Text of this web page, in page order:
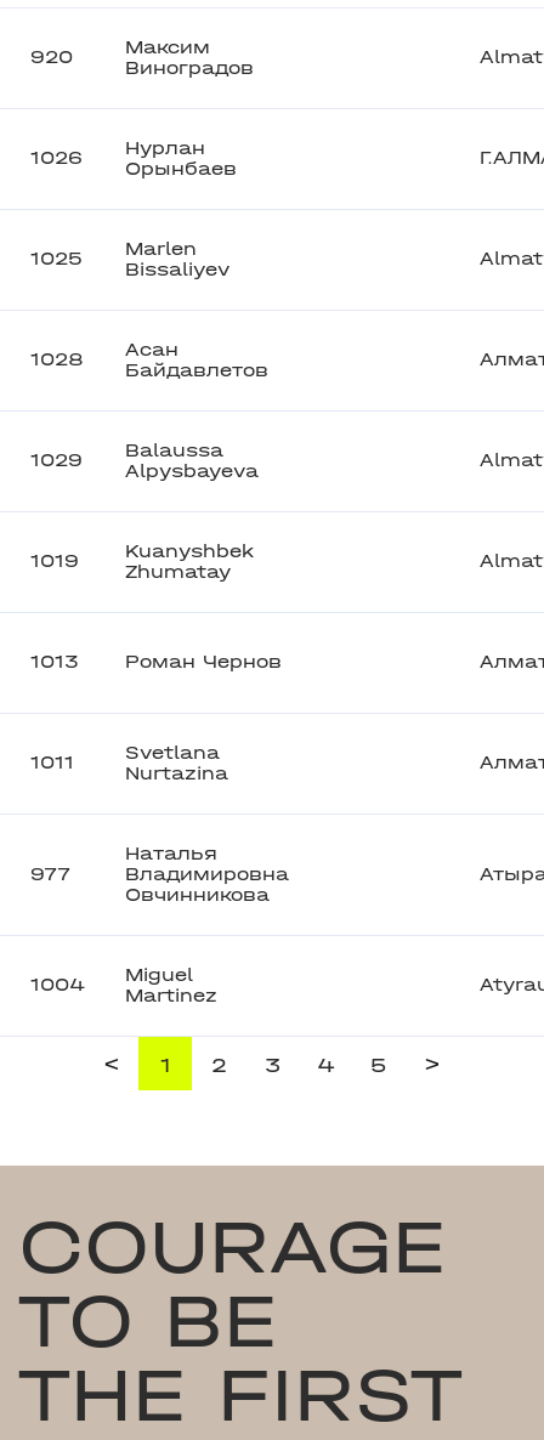
920
Максим
Виноградов
1026
Нурлан
Орынбаев
1025
Marlen
Bissaliyev
1028
Асан
Байдавлетов
1029
Balaussa
Alpysbayeva
1019
Kuanyshbek
Zhumatay
1013 Роман Чернов
1011
Svetlana
Nurtazina
977
Наталья
Владимировна
Овчинникова
1004
Miguel
Martinez
< 1 2 3 4 5 >
COURAGE
TO BE
THE FIRST